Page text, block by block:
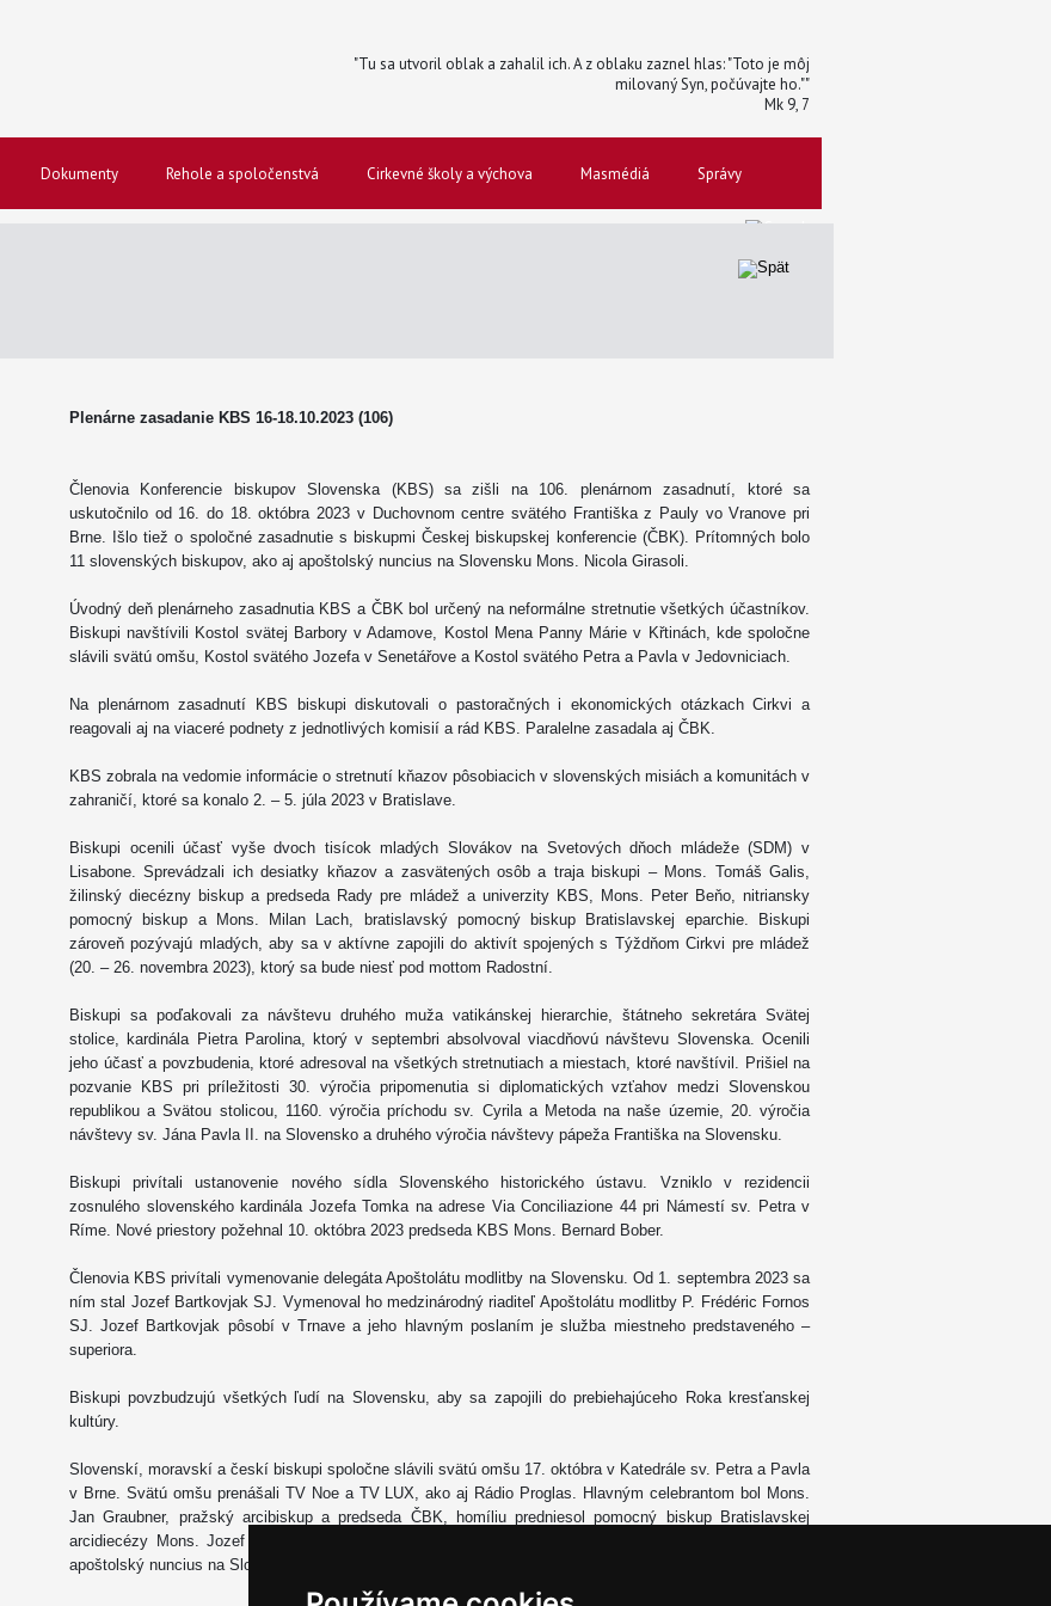
"Tu sa utvoril oblak a zahalil ich. A z oblaku zaznel hlas: "Toto je môj
milovaný Syn, počúvajte ho.""
Mk 9, 7
Dokumenty Rehole a spoločenstvá Cirkevné školy a výchova Masmédiá Správy
Plenárne zasadanie KBS 16-18.10.2023 (106)
Členovia Konferencie biskupov Slovenska (KBS) sa zišli na 106. plenárnom zasadnutí, ktoré sa
uskutočnilo od 16. do 18. októbra 2023 v Duchovnom centre svätého Františka z Pauly vo Vranove pri
Brne. Išlo tiež o spoločné zasadnutie s biskupmi Českej biskupskej konferencie (ČBK). Prítomných bolo
11 slovenských biskupov, ako aj apoštolský nuncius na Slovensku Mons. Nicola Girasoli.
Úvodný deň plenárneho zasadnutia KBS a ČBK bol určený na neformálne stretnutie všetkých účastníkov.
Biskupi navštívili Kostol svätej Barbory v Adamove, Kostol Mena Panny Márie v Křtinách, kde spoločne
slávili svätú omšu, Kostol svätého Jozefa v Senetářove a Kostol svätého Petra a Pavla v Jedovniciach.
Na plenárnom zasadnutí KBS biskupi diskutovali o pastoračných i ekonomických otázkach Cirkvi a
reagovali aj na viaceré podnety z jednotlivých komisií a rád KBS. Paralelne zasadala aj ČBK.
KBS zobrala na vedomie informácie o stretnutí kňazov pôsobiacich v slovenských misiách a komunitách v
zahraničí, ktoré sa konalo 2. – 5. júla 2023 v Bratislave.
Biskupi ocenili účasť vyše dvoch tisícok mladých Slovákov na Svetových dňoch mládeže (SDM) v
Lisabone. Sprevádzali ich desiatky kňazov a zasvätených osôb a traja biskupi – Mons. Tomáš Galis,
žilinský diecézny biskup a predseda Rady pre mládež a univerzity KBS, Mons. Peter Beňo, nitriansky
pomocný biskup a Mons. Milan Lach, bratislavský pomocný biskup Bratislavskej eparchie. Biskupi
zároveň pozývajú mladých, aby sa v aktívne zapojili do aktivít spojených s Týždňom Cirkvi pre mládež
(20. – 26. novembra 2023), ktorý sa bude niesť pod mottom Radostní.
Biskupi sa poďakovali za návštevu druhého muža vatikánskej hierarchie, štátneho sekretára Svätej
stolice, kardinála Pietra Parolina, ktorý v septembri absolvoval viacdňovú návštevu Slovenska. Ocenili
jeho účasť a povzbudenia, ktoré adresoval na všetkých stretnutiach a miestach, ktoré navštívil. Prišiel na
pozvanie KBS pri príležitosti 30. výročia pripomenutia si diplomatických vzťahov medzi Slovenskou
republikou a Svätou stolicou, 1160. výročia príchodu sv. Cyrila a Metoda na naše územie, 20. výročia
návštevy sv. Jána Pavla II. na Slovensko a druhého výročia návštevy pápeža Františka na Slovensku.
Biskupi privítali ustanovenie nového sídla Slovenského historického ústavu. Vzniklo v rezidencii
zosnulého slovenského kardinála Jozefa Tomka na adrese Via Conciliazione 44 pri Námestí sv. Petra v
Ríme. Nové priestory požehnal 10. októbra 2023 predseda KBS Mons. Bernard Bober.
Členovia KBS privítali vymenovanie delegáta Apoštolátu modlitby na Slovensku. Od 1. septembra 2023 sa
ním stal Jozef Bartkovjak SJ. Vymenoval ho medzinárodný riaditeľ Apoštolátu modlitby P. Frédéric Fornos
SJ. Jozef Bartkovjak pôsobí v Trnave a jeho hlavným poslaním je služba miestneho predstaveného –
superiora.
Biskupi povzbudzujú všetkých ľudí na Slovensku, aby sa zapojili do prebiehajúceho Roka kresťanskej
kultúry.
Slovenskí, moravskí a českí biskupi spoločne slávili svätú omšu 17. októbra v Katedrále sv. Petra a Pavla
v Brne. Svätú omšu prenášali TV Noe a TV LUX, ako aj Rádio Proglas. Hlavným celebrantom bol Mons.
Jan Graubner, pražský arcibiskup a predseda ČBK, homíliu predniesol pomocný biskup Bratislavskej
arcidiecézy Mons. Jozef Haľko. Na záver svätej omše sa prítomným prihovoril Mons. Nicola Girasoli,
apoštolský nuncius na Slovensku.